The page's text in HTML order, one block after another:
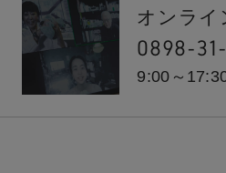
オンライ
0898-
9:00～